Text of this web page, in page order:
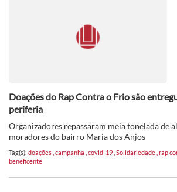
Doações do Rap Contra o Frio são
periferia
Organizadores repassaram meia tonelada de
moradores do bairro Maria dos Anjos
Tag(s): doações campanha covid-19 Solidariedade rap
beneficente